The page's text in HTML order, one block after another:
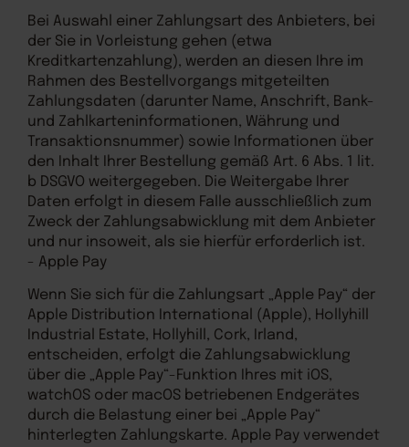
Bei Auswahl einer Zahlungsart des Anbieters, bei
der Sie in Vorleistung gehen (etwa
Kreditkartenzahlung), werden an diesen Ihre im
Rahmen des Bestellvorgangs mitgeteilten
Zahlungsdaten (darunter Name, Anschrift, Bank-
und Zahlkarteninformationen, Währung und
Transaktionsnummer) sowie Informationen über
den Inhalt Ihrer Bestellung gemäß Art. 6 Abs. 1 lit.
b DSGVO weitergegeben. Die Weitergabe Ihrer
Daten erfolgt in diesem Falle ausschließlich zum
Zweck der Zahlungsabwicklung mit dem Anbieter
und nur insoweit, als sie hierfür erforderlich ist.
- Apple Pay
Wenn Sie sich für die Zahlungsart „Apple Pay“ der
Apple Distribution International (Apple), Hollyhill
Industrial Estate, Hollyhill, Cork, Irland,
entscheiden, erfolgt die Zahlungsabwicklung
über die „Apple Pay“-Funktion Ihres mit iOS,
watchOS oder macOS betriebenen Endgerätes
durch die Belastung einer bei „Apple Pay“
hinterlegten Zahlungskarte. Apple Pay verwendet